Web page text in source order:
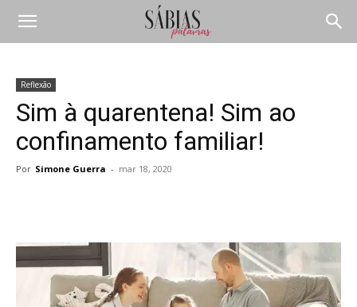
Reflexão
Sim à quarentena! Sim ao
confinamento familiar!
Por Simone Guerra - mar 18, 2020